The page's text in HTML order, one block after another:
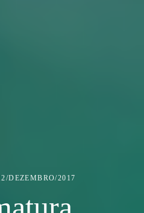
DEZEMBRO/2017